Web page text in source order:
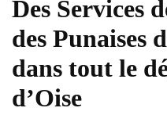
Des Services
des Punaises
dans tout le
d’Oise